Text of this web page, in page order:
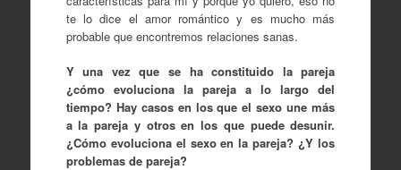
te lo dice el amor romántico y es mucho más
probable que encontremos relaciones sanas.
Y una vez que se ha constituido la pareja
¿cómo evoluciona la pareja a lo largo del
tiempo? Hay casos en los que el sexo une más
a la pareja y otros en los que puede desunir.
¿Cómo evoluciona el sexo en la pareja? ¿Y los
problemas de pareja?